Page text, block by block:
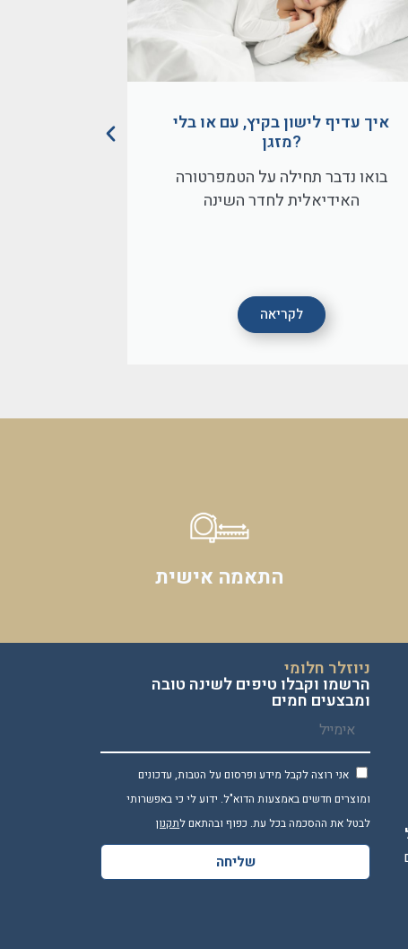
איך עדיף לישון בקיץ, עם או בלי
מזגן?
בואו נדבר תחילה על הטמפרטורה
האידיאלית לחדר השינה
לקריאה
התאמה אישית
ניוזלר חלומי
הרשמו וקבלו טיפים לשינה טובה
ומבצעים חמים
אני רוצה לקבל מידע ופרסום על הטבות, עדכונים
ומוצרים חדשים באמצעות הדוא"ל. ידוע לי כי באפשרותי
לבטל את ההסכמה בכל עת. כפוף ובהתאם לתקנון
שליחה